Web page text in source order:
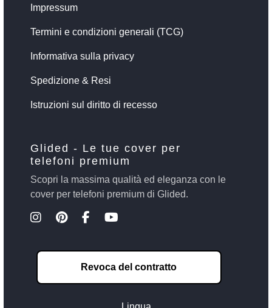
Impressum
Termini e condizioni generali (TCG)
Informativa sulla privacy
Spedizione & Resi
Istruzioni sul diritto di recesso
Glided - Le tue cover per
telefoni premium
Scopri la massima qualità ed eleganza con le
cover per telefoni premium di Glided.
Revoca del contratto